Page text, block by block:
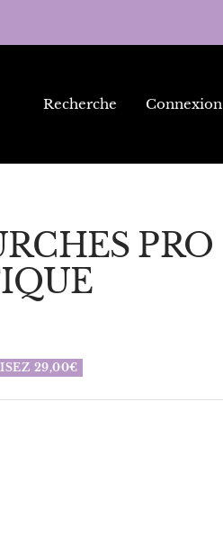
Recherche Connexion
PRO
29,00€